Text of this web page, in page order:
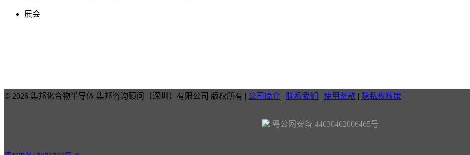
展会
© 2026 集邦化合物半导体 集邦咨询顾问（深圳）有限公司 版权所有 | 公司简介 | 联系我们 | 使用条款 | 隐私权政策 |
粤公网安备 44030402006465号